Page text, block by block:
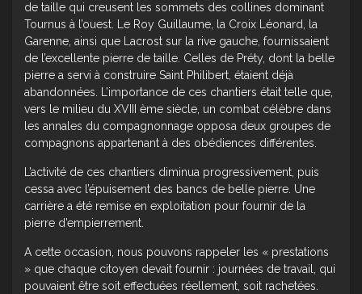
de taille qui creusent les sommets des collines dominant
Tournus à l’ouest. Le Roy Guillaume, la Croix Léonard, la
Garenne, ainsi que Lacrost sur la rive gauche, fournissaient
de l’excellente pierre de taille. Celles de Préty, dont la belle
pierre a servi à construire Saint Philibert, étaient déjà
abandonnées. L’importance de ces chantiers était telle que,
vers le milieu du XVIII ème siècle, un combat célèbre dans
les annales du compagnonnage opposa deux groupes de
compagnons appartenant à des obédiences différentes.
L’activité de ces chantiers diminua progressivement, puis
cessa avec l’épuisement des bancs de belle pierre. Une
carrière a été remise en exploitation pour fournir de la
pierre d’empierrement.
A cette occasion, nous pouvons rappeler les « prestations
» que chaque citoyen devait fournir : journées de travail, qui
pouvaient être soit effectuées réellement, soit rachetées.